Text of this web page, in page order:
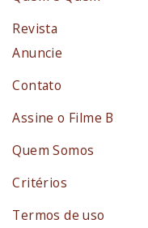
Revista
Anuncie
Contato
Assine o Filme B
Quem Somos
Critérios
Termos de uso